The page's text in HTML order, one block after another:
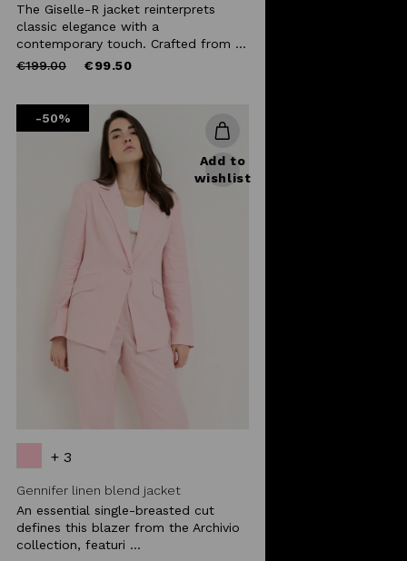
The Giselle-R jacket reinterprets
classic elegance with a
contemporary touch. Crafted from ...
Price
€199.00to €99.50
-50%
Add to
wishlist
+ 3
Gennifer linen blend jacket
An essential single-breasted cut
defines this blazer from the Archivio
collection, featuri ...